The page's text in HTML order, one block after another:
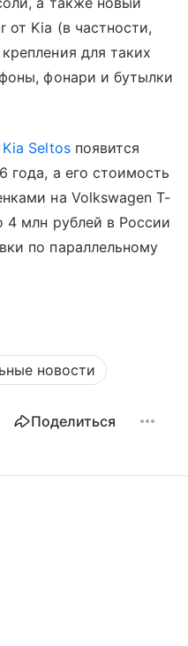
от Kia (в частности,
для таких
фонари и бутылки
Kia Seltosпоявится
года, а его стоимость
на Volkswagen T-
млн рублей в России
по параллельному
новости
Поделиться